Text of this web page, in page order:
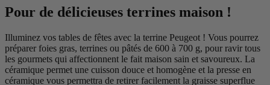
Pour de délicieuses terrines maison !
Illuminez vos tables de fêtes avec la terrine Peugeot ! Vous pourrez
préparer foies gras, terrines ou pâtés de 600 à 700 g, pour ravir tous
les gourmets qui affectionnent le fait maison sain et savoureux. La
céramique permet une cuisson douce et homogène et la presse en
céramique vous permettra de retirer facilement la graisse superflue